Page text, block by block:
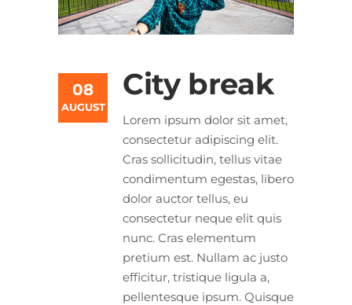
08
AUGUST
City break
Lorem ipsum dolor sit amet,
consectetur adipiscing elit.
Cras sollicitudin, tellus vitae
condimentum egestas, libero
dolor auctor tellus, eu
consectetur neque elit quis
nunc. Cras elementum
pretium est. Nullam ac justo
efficitur, tristique ligula a,
pellentesque ipsum. Quisque